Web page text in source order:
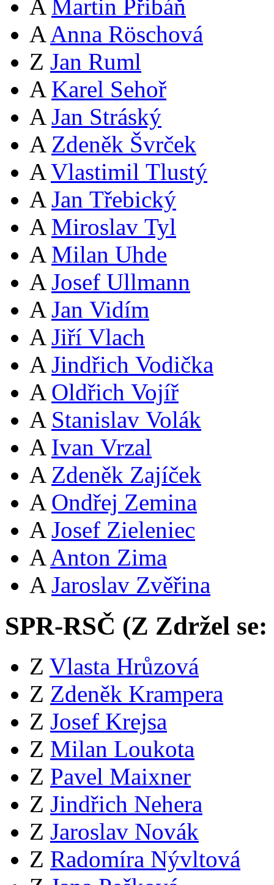
A Martin Přibáň
A Anna Röschová
Z Jan Ruml
A Karel Sehoř
A Jan Stráský
A Zdeněk Švrček
A Vlastimil Tlustý
A Jan Třebický
A Miroslav Tyl
A Milan Uhde
A Josef Ullmann
A Jan Vidím
A Jiří Vlach
A Jindřich Vodička
A Oldřich Vojíř
A Stanislav Volák
A Ivan Vrzal
A Zdeněk Zajíček
A Ondřej Zemina
A Josef Zieleniec
A Anton Zima
A Jaroslav Zvěřina
SPR-RSČ (Z Zdržel se:
Z Vlasta Hrůzová
Z Zdeněk Krampera
Z Josef Krejsa
Z Milan Loukota
Z Pavel Maixner
Z Jindřich Nehera
Z Jaroslav Novák
Z Radomíra Nývltová